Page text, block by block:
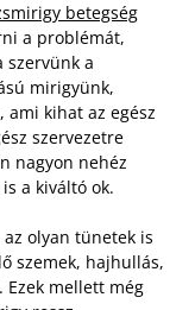
betegség
a problémát,
szervünk a
mirigyünk,
kihat az egész
szervezetre
nagyon nehéz
a kiváltó ok.
olyan tünetek is
szemek, hajhullás,
Ezek mellett még